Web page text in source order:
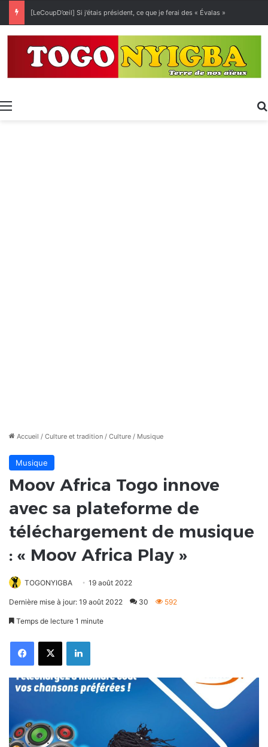
[LeCoupD’œil] Si j’étais président, ce que je ferai des « Évalas »
Menu
Accueil / Culture et tradition / Culture / Musique
Musique
Moov Africa Togo innove
avec sa plateforme de
téléchargement de musique
: « Moov Africa Play »
TOGONYIGBA 19 août 2022
Dernière mise à jour: 19 août 2022 30 592
Temps de lecture 1 minute
FacebookX Linkedin